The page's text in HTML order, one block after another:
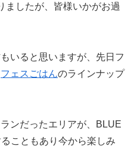
ましたが、皆様いかがお過
いると思いますが、先日フ
フェスごはんのラインナップ
ンだったエリアが、BLUE
こともあり今から楽しみ